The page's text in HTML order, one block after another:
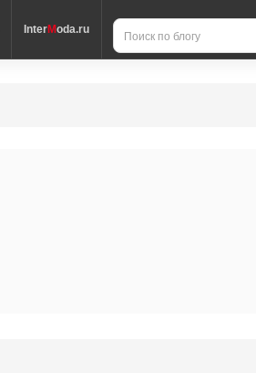
InterModa.ru